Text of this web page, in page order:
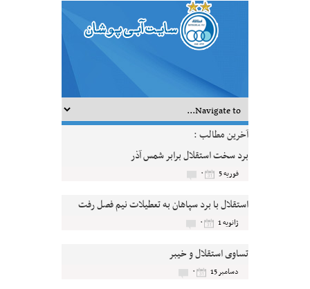
آخرین مطالب :
برد سخت استقلال برابر شمس آذر
فوریه 5 ۰
استقلال با برد سپاهان به تعطیلات نیم فصل رفت
ژانویه 1 ۰
تساوی استقلال و خیبر
دسامبر 15 ۰